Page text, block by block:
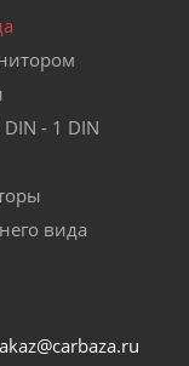
- 1 DIN
вида